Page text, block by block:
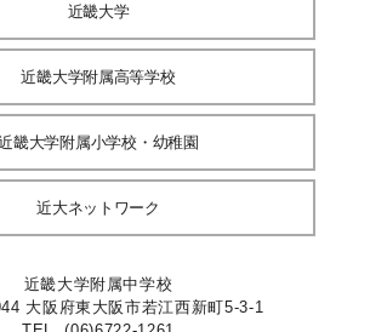
近畿大学
近畿大学附属高等学校
畿大学附属小学校・幼稚園
近大ネットワーク
近畿大学附属中学校
大阪府東大阪市若江西新町5-3-1